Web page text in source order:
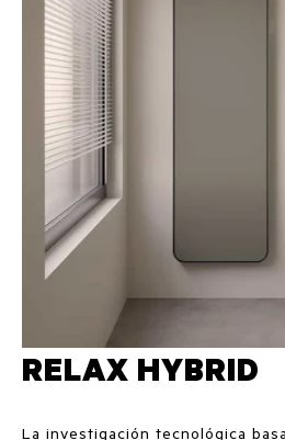
RELAX HYBRID
La investigación tecnológica